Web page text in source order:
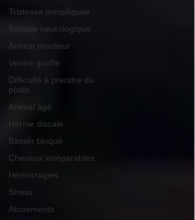
Tristesse inexpliquée
Trouble neurologique
Animal mordeur
Ventre gonflé
Difficulté à prendre du
poids
Animal âgé
Hernie discale
Bassin bloqué
Chevaux inséparables
Hémorragies
Stress
Aboiements